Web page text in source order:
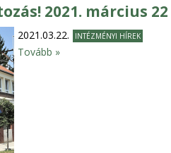
2021. március 22
2021.03.22. INTÉZMÉNYI HÍREK
Tovább »